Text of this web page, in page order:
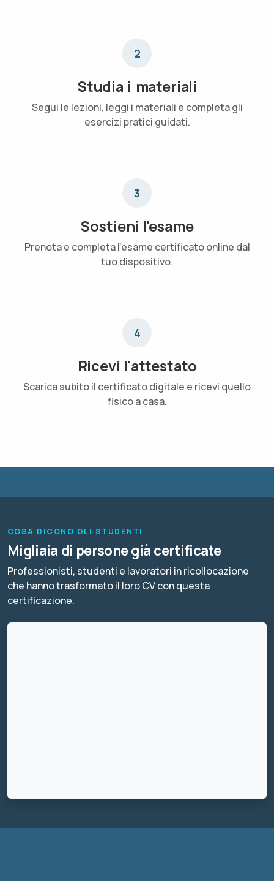
2
Studia i materiali
Segui le lezioni, leggi i materiali e completa gli
esercizi pratici guidati.
3
Sostieni l'esame
Prenota e completa l'esame certificato online dal
tuo dispositivo.
4
Ricevi l'attestato
Scarica subito il certificato digitale e ricevi quello
fisico a casa.
COSA DICONO GLI STUDENTI
Migliaia di persone già certificate
Professionisti, studenti e lavoratori in ricollocazione
che hanno trasformato il loro CV con questa
certificazione.